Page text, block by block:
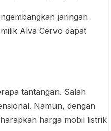
jaringan
Alva Cervo dapat
tantangan. Salah
Namun, dengan
harga mobil listrik